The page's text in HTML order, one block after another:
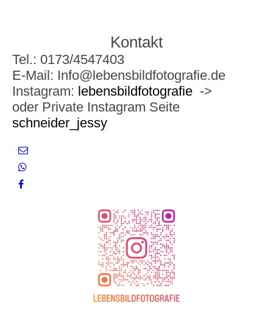
Kontakt
Tel.: 0173/4547403
E-Mail: Info@lebensbildfotografie.de
Instagram: lebensbildfotografie ->
oder Private Instagram Seite
schneider_jessy